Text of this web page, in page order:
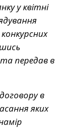
у квітні
та передав в
в
яких